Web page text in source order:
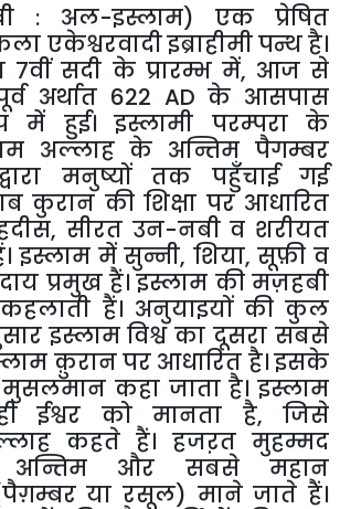
: अल-इस्लाम) एक प्रेषित
एकेश्वरवादी इब्राहीमी पन्थ है।
सदी के प्रारम्भ में, आज से
अर्थात 622 AD के आसपास
में हुई। इस्लामी परम्परा के
अल्लाह के अन्तिम पैगम्बर
मनुष्यों तक पहुँचाई गई
कुरान की शिक्षा पर आधारित
सीरत उन-नबी व शरीयत
इस्लाम में सुन्नी, शिया, सूफ़ी व
प्रमुख हैं। इस्लाम की मज़हबी
हैं। अनुयाइयों की कुल
इस्लाम विश्व का दूसरा सबसे
क़ुरान पर आधारित है। इसके
कहा जाता है। इस्लाम
ईश्वर को मानता है, जिसे
कहते हैं। हजऱत मुहम्मद
और सबसे महान
या रसूल) माने जाते हैं।